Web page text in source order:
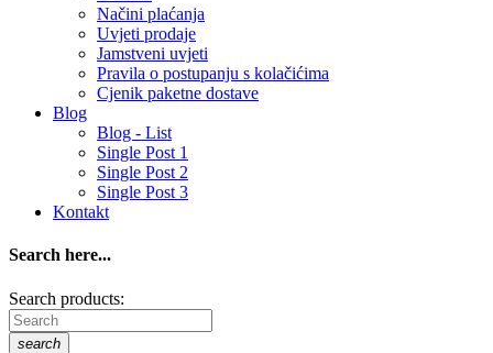
Načini plaćanja
Uvjeti prodaje
Jamstveni uvjeti
Pravila o postupanju s kolačićima
Cjenik paketne dostave
Blog
Blog - List
Single Post 1
Single Post 2
Single Post 3
Kontakt
Search here...
Search products:
search